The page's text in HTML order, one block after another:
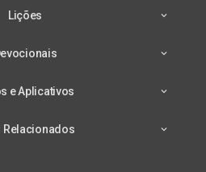
Lições
e Aplicativos
Relacionados